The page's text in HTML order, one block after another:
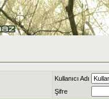
Kullanıcı Adı
Şifre